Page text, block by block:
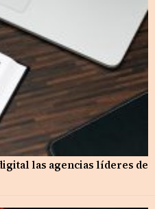
las agencias líderes de